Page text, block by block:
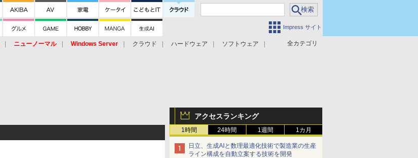
Impress サイト
全カテゴリ
ニューノーマル Windows Server クラウド ハードウェア
ソフトウェア
アクセスランキング
1時間 24時間 1週間 1カ月
日立、生成AIと数理最適化技術で製造業の生産
ライン構成を自動立案する技術を開発